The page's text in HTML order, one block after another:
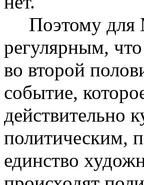
Поэтому для
регулярным,
во второй
событие,
действительно
политическим,
единство